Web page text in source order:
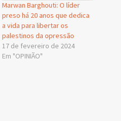
Marwan Barghouti: O líder
preso há 20 anos que dedica
a vida para libertar os
palestinos da opressão
17 de fevereiro de 2024
Em "OPINIÃO"